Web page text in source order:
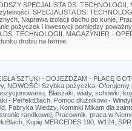
SPECJALISTA DS. TECHNOLOGII
SPECJALISTA DS.
Naprawa izolacji dachu po kunie
pożyczek i inwestycji pomiędzy
DS. TECHNOLOGII
MAGAZYNIER -
drobiu na fermie
SZTUKI - DOJEŻDŻAM - PŁACĘ
, NOWOŚĆ! Szybka pożyczka Oferujemy
Blaszaki, wiaty, schowki,
- PerfektBlach Pomoc dłużnikowi -
Fabryka Wiedzy, Kominki Mikam dla
randkowej Pracownik, praca w
Kupię MERCEDES 190, W124,